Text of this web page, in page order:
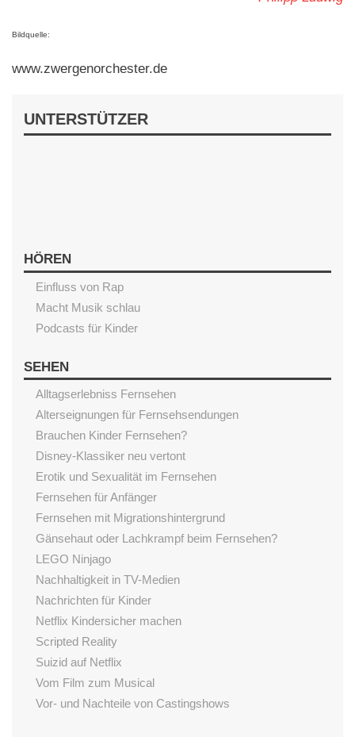
Bildquelle:
www.zwergenorchester.de
UNTERSTÜTZER
HÖREN
Einfluss von Rap
Macht Musik schlau
Podcasts für Kinder
SEHEN
Alltagserlebniss Fernsehen
Alterseignungen für Fernsehsendungen
Brauchen Kinder Fernsehen?
Disney-Klassiker neu vertont
Erotik und Sexualität im Fernsehen
Fernsehen für Anfänger
Fernsehen mit Migrationshintergrund
Gänsehaut oder Lachkrampf beim Fernsehen?
LEGO Ninjago
Nachhaltigkeit in TV-Medien
Nachrichten für Kinder
Netflix Kindersicher machen
Scripted Reality
Suizid auf Netflix
Vom Film zum Musical
Vor- und Nachteile von Castingshows